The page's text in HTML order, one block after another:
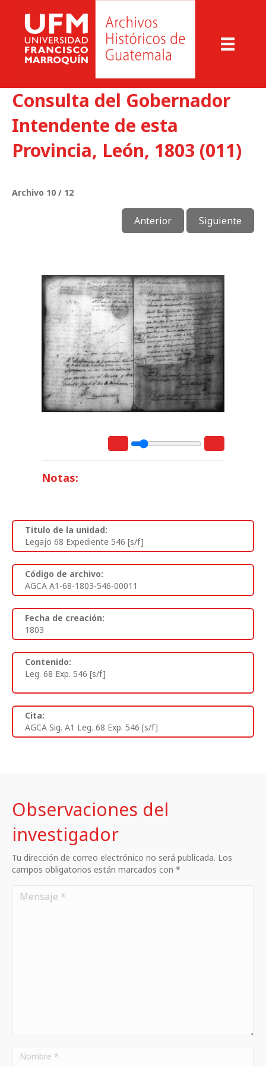
Consulta del Gobernador
Intendente de esta
Provincia, León, 1803 (011)
Archivo 10 / 12
Anterior Siguiente
Notas:
Titulo de la unidad:
Legajo 68 Expediente 546 [s/f]
Código de archivo:
AGCA A1-68-1803-546-00011
Fecha de creación:
1803
Contenido:
Leg. 68 Exp. 546 [s/f]
Cita:
AGCA Sig. A1 Leg. 68 Exp. 546 [s/f]
Observaciones del
investigador
Tu dirección de correo electrónico no será publicada. Los
campos obligatorios están marcados con *